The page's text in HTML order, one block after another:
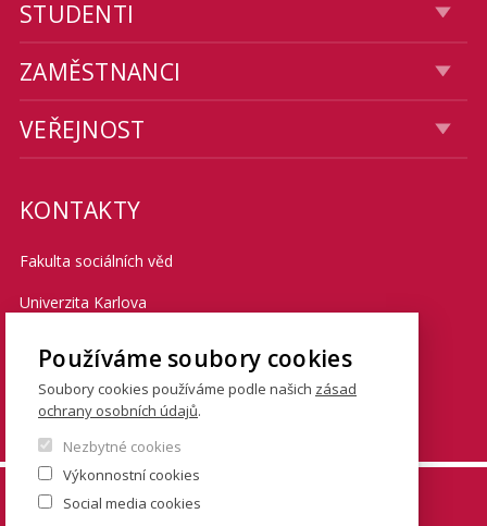
STUDENTI
ZAMĚSTNANCI
VEŘEJNOST
KONTAKTY
Fakulta sociálních věd
Univerzita Karlova
Praha 1 110 01
Tel.: + 420 222 112 111
© FSV UK 2026, photo: UK ,
Používáme soubory cookies
Soubory cookies používáme podle našich zásad
ochrany osobních údajů.
Nezbytné cookies
Výkonnostní cookies
Social media cookies